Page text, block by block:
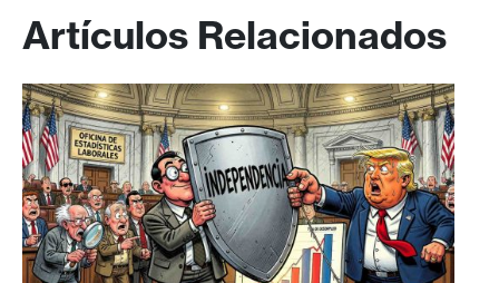
Artículos Relacionados